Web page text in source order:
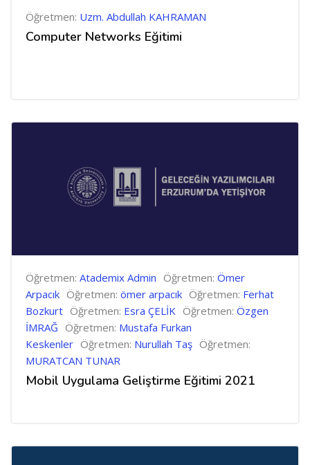
Öğretmen: Uzm. Abdullah KAHRAMAN
Computer Networks Eğitimi
Öğretmen: Atademix Admin Öğretmen: Ömer
Arpacık Öğretmen: ömer arpacık Öğretmen: Ferhat
Bozkurt Öğretmen: Esra ÇELİK Öğretmen: Özgen
İMRAĞ Öğretmen: Mustafa Furkan
Keskenler Öğretmen: Nurullah Taş Öğretmen:
MURATCAN TUNAR
Mobil Uygulama Geliştirme Eğitimi 2021